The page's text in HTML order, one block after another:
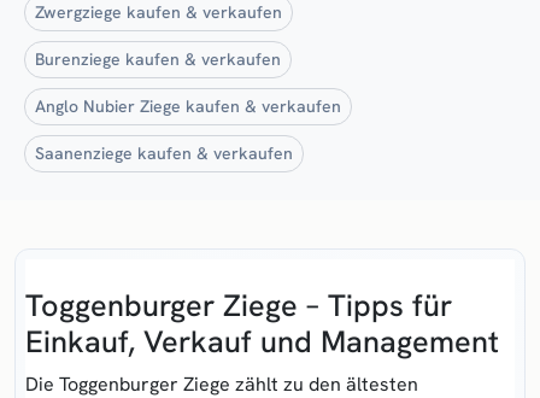
Zwergziege kaufen & verkaufen
Burenziege kaufen & verkaufen
Anglo Nubier Ziege kaufen & verkaufen
Saanenziege kaufen & verkaufen
Toggenburger Ziege – Tipps für
Einkauf, Verkauf und Management
Die Toggenburger Ziege zählt zu den ältesten